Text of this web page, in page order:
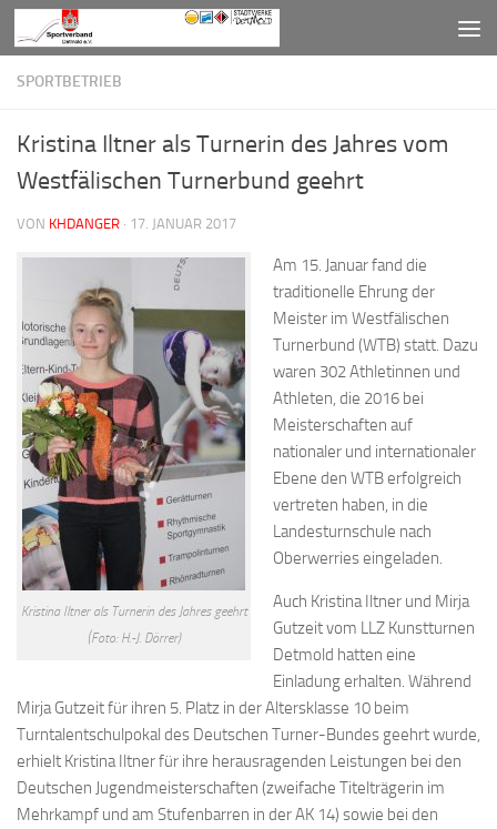
Zum Inhalt springen
SPORTBETRIEB
Kristina Iltner als Turnerin des Jahres vom
Westfälischen Turnerbund geehrt
VON KHDANGER · 17. JANUAR 2017
Kristina Iltner als Turnerin des Jahres geehrt
(Foto: H.-J. Dörrer)
Am 15. Januar fand die
traditionelle Ehrung der
Meister im Westfälischen
Turnerbund (WTB) statt. Dazu
waren 302 Athletinnen und
Athleten, die 2016 bei
Meisterschaften auf
nationaler und internationaler
Ebene den WTB erfolgreich
vertreten haben, in die
Landesturnschule nach
Oberwerries eingeladen.
Auch Kristina Iltner und Mirja
Gutzeit vom LLZ Kunstturnen
Detmold hatten eine
Einladung erhalten. Während
Mirja Gutzeit für ihren 5. Platz in der Altersklasse 10 beim
Turntalentschulpokal des Deutschen Turner-Bundes geehrt wurde,
erhielt Kristina Iltner für ihre herausragenden Leistungen bei den
Deutschen Jugendmeisterschaften (zweifache Titelträgerin im
Mehrkampf und am Stufenbarren in der AK 14) sowie bei den